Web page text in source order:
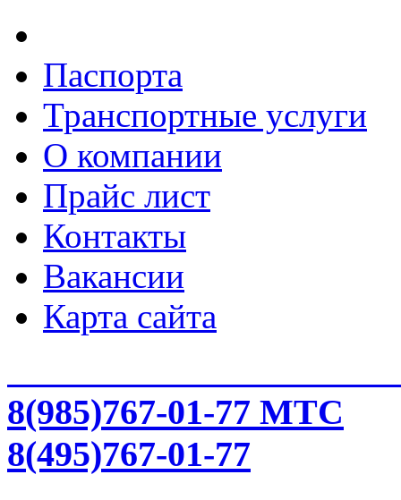
Паспорта
Транспортные услуги
О компании
Прайс лист
Контакты
Вакансии
Карта сайта
8(985)767-01-77 МТС
8(495)767-01-77